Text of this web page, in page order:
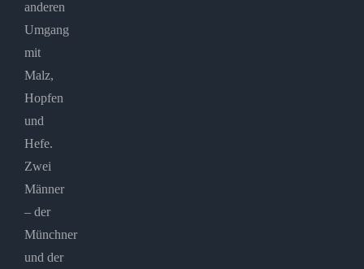
anderen
Umgang
mit
Malz,
Hopfen
und
Hefe.
Zwei
Männer
– der
Münchner
und der